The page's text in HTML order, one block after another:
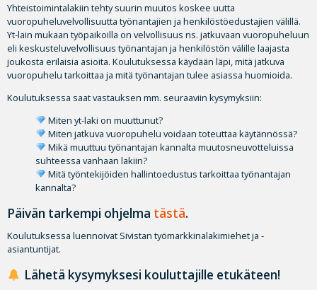
Yhteistoimintalakiin tehty suurin muutos koskee uutta
vuoropuheluvelvollisuutta työnantajien ja henkilöstöedustajien välillä.
Yt-lain mukaan työpaikoilla on velvollisuus ns. jatkuvaan vuoropuheluun
eli keskusteluvelvollisuus työnantajan ja henkilöstön välille laajasta
joukosta erilaisia asioita. Koulutuksessa käydään läpi, mitä jatkuva
vuoropuhelu tarkoittaa ja mitä työnantajan tulee asiassa huomioida.
Koulutuksessa saat vastauksen mm. seuraaviin kysymyksiin:
Miten yt-laki on muuttunut?
Miten jatkuva vuoropuhelu voidaan toteuttaa käytännössä?
Mikä muuttuu työnantajan kannalta muutosneuvotteluissa
suhteessa vanhaan lakiin?
Mitä työntekijöiden hallintoedustus tarkoittaa työnantajan
kannalta?
Päivän tarkempi ohjelma tästä.
Koulutuksessa luennoivat Sivistan työmarkkinalakimiehet ja -
asiantuntijat.
Lähetä kysymyksesi kouluttajille etukäteen!